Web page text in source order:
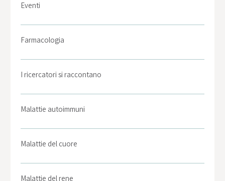
Eventi
Farmacologia
I ricercatori si raccontano
Malattie autoimmuni
Malattie del cuore
Malattie del rene